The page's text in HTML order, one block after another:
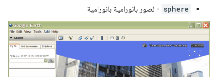
sphere - لصور بانورامية بانورامية